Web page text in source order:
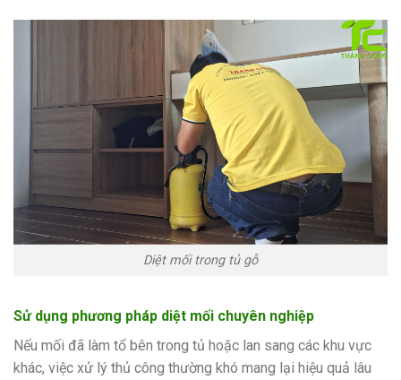
Diệt mối trong tủ gỗ
Sử dụng phương pháp diệt mối chuyên nghiệp
Nếu mối đã làm tổ bên trong tủ hoặc lan sang các khu vực
khác, việc xử lý thủ công thường khó mang lại hiệu quả lâu